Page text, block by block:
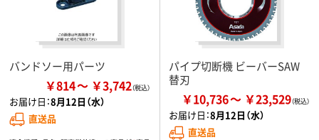
バンドソー用パーツ
￥814 ￥3,742
お届け日：8月12日（水）
直送品
パイプ切断機 ビーバーSAW
替刃
￥10,736 ￥23,529
お届け日：8月12日（水）
直送品